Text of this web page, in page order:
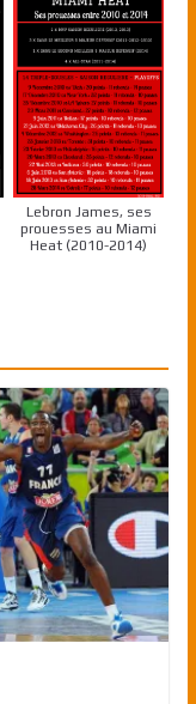
Lebron James, ses
prouesses au Miami
Heat (2010-2014)